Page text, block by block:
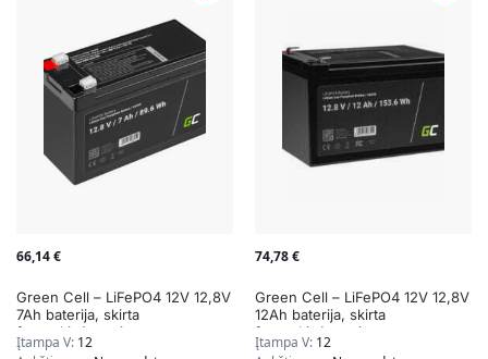
66,14€
Green Cell – LiFePO4 12V 12,8V
7Ah baterija, skirta
fotovoltinėms sistemoms,
nameliams ant ratų ir valtims
Įtampa V: 12
74,78€
Green Cell – LiFePO4 12V 12,8V
12Ah baterija, skirta
fotovoltinėms sistemoms,
nameliams ant ratų ir valtims
Įtampa V: 12